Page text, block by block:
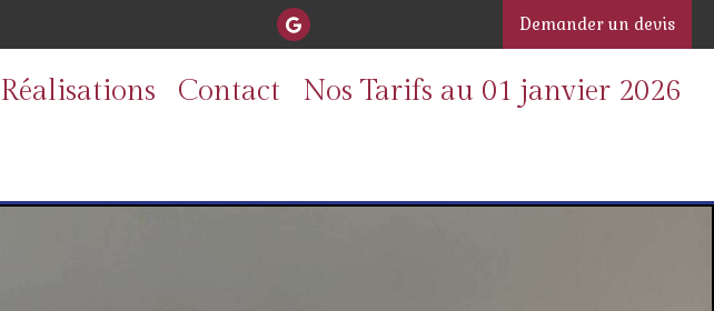
Demander un devis
Réalisations Contact Nos Tarifs au 01 janvier 2026